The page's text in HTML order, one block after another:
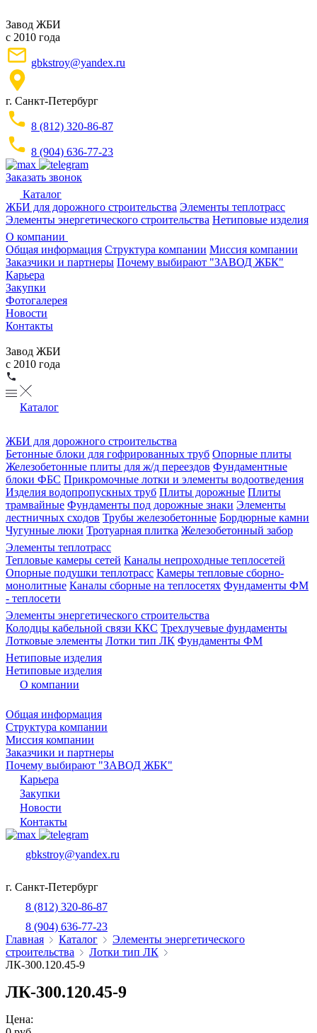
Завод ЖБИ
с 2010 года
gbkstroy@yandex.ru
г. Санкт-Петербург
8 (812) 320-86-87
8 (904) 636-77-23
Заказать звонок
Каталог
ЖБИ для дорожного строительства Элементы теплотрасс
Элементы энергетического строительства Нетиповые изделия
О компании
Общая информация Структура компании Миссия компании
Заказчики и партнеры Почему выбирают "ЗАВОД ЖБК"
Карьера
Закупки
Фотогалерея
Новости
Контакты
Завод ЖБИ
с 2010 года
Каталог
ЖБИ для дорожного строительства
Бетонные блоки для гофрированных труб Опорные плиты
Железобетонные плиты для ж/д переездов Фундаментные
блоки ФБС Прикромочные лотки и элементы водоотведения
Изделия водопропускных труб Плиты дорожные Плиты
трамвайные Фундаменты под дорожные знаки Элементы
лестничных сходов Трубы железобетонные Бордюрные камни
Чугунные люки Тротуарная плитка Железобетонный забор
Элементы теплотрасс
Тепловые камеры сетей Каналы непроходные теплосетей
Опорные подушки теплотрасс Камеры тепловые сборно-
монолитные Каналы сборные на теплосетях Фундаменты ФМ
- теплосети
Элементы энергетического строительства
Колодцы кабельной связи ККС Трехлучевые фундаменты
Лотковые элементы Лотки тип ЛК Фундаменты ФМ
Нетиповые изделия
Нетиповые изделия
О компании
Общая информация
Структура компании
Миссия компании
Заказчики и партнеры
Почему выбирают "ЗАВОД ЖБК"
Карьера
Закупки
Новости
Контакты
gbkstroy@yandex.ru
г. Санкт-Петербург
8 (812) 320-86-87
8 (904) 636-77-23
Главная
Каталог
Элементы энергетического
строительства
Лотки тип ЛК
ЛК-300.120.45-9
ЛК-300.120.45-9
Цена: